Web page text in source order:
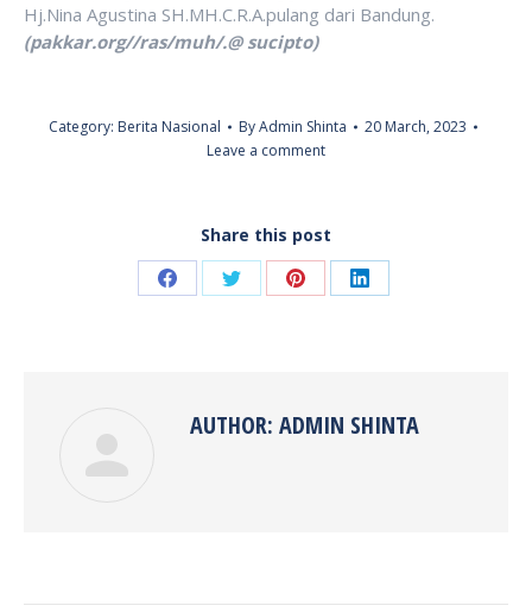
Hj.Nina Agustina SH.MH.C.R.A.pulang dari Bandung.
(pakkar.org//ras/muh/.@ sucipto)
Category: Berita Nasional ByAdmin Shinta
20 March, 2023
Leave a comment
Share this post
Share Share Share Share
AUTHOR: ADMIN SHINTA